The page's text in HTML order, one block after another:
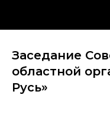
Заседание
областной
Русь»